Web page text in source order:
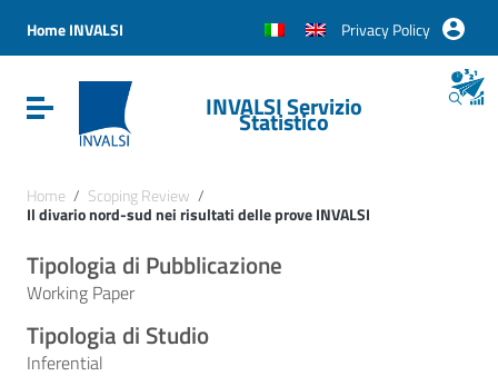
Vai al menu di navigazione
Vai al footer
Home INVALSI Privacy Policy
Attiva / disattiva la navigazioneINVALSI Servizio
Statistico
Home / Scoping Review /
Il divario nord-sud nei risultati delle prove INVALSI
Tipologia di Pubblicazione
Working Paper
Tipologia di Studio
Inferential